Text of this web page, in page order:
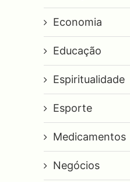
Economia
Educação
Espiritualidade
Esporte
Medicamentos
Negócios